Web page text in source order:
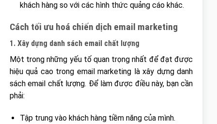
khách hàng so với các hình thức quảng cáo khác.
Cách tối ưu hoá chiến dịch email marketing
1. Xây dựng danh sách email chất lượng
Một trong những yếu tố quan trọng nhất để đạt được
hiệu quả cao trong email marketing là xây dựng danh
sách email chất lượng. Để làm được điều này, bạn cần
phải:
Tập trung vào khách hàng tiềm năng của mình.